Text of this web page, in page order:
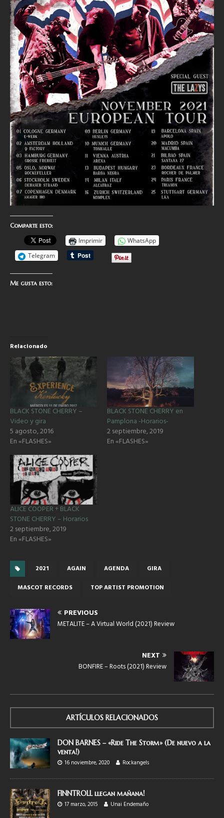
Comparte esto:
Imprimir
WhatsApp
Telegram
Me gusta esto:
Relacionado
BLACK STONE CHERRY –
Video y gira
5 agosto, 2016
En «FLASHES»
BLACK STONE CHERRY en
Pamplona -Horarios-
2 septiembre, 2019
En «FLASHES»
ALICE COOPER + BLACK
STONE CHERRY – Horarios
2 septiembre, 2019
En «FLASHES»
2021 AGAIN AGENDA
GIRA
MASCOT RECORDS
TOP ARTIST PROMOTION
PREVIOUS
METALITE – A Virtual World (2021) Review
NEXT
BONFIRE – Roots (2021) Review
ARTÍCULOS RELACIONADOS
DON BARNES – «Ride The Storm» (De nuevo a la
venta!)
16 noviembre, 2020
Rockangels
FINNTROLL llegan mañana!
17 marzo, 2015
Unai Endemaño